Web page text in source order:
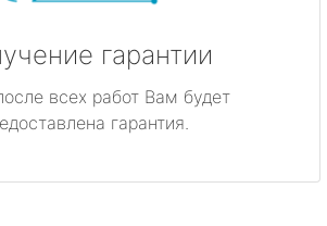
гарантии
всех работ Вам будет
гарантия.